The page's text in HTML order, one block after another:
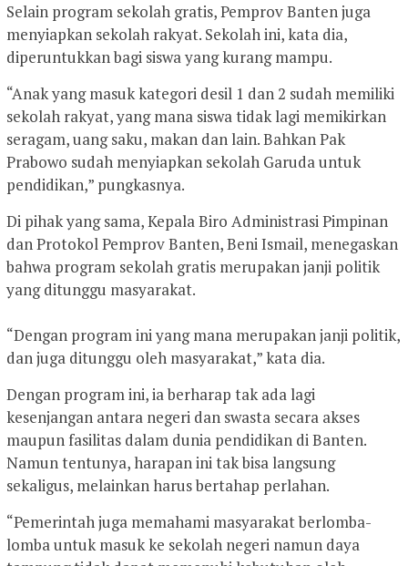
Selain program sekolah gratis, Pemprov Banten juga
menyiapkan sekolah rakyat. Sekolah ini, kata dia,
diperuntukkan bagi siswa yang kurang mampu.
“Anak yang masuk kategori desil 1 dan 2 sudah memiliki
sekolah rakyat, yang mana siswa tidak lagi memikirkan
seragam, uang saku, makan dan lain. Bahkan Pak
Prabowo sudah menyiapkan sekolah Garuda untuk
pendidikan,” pungkasnya.
Di pihak yang sama, Kepala Biro Administrasi Pimpinan
dan Protokol Pemprov Banten, Beni Ismail, menegaskan
bahwa program sekolah gratis merupakan janji politik
yang ditunggu masyarakat.
‎“Dengan program ini yang mana merupakan janji politik,
dan juga ditunggu oleh masyarakat,” kata dia.
Dengan program ini, ia berharap tak ada lagi
kesenjangan antara negeri dan swasta secara akses
maupun fasilitas dalam dunia pendidikan di Banten.
Namun tentunya, harapan ini tak bisa langsung
sekaligus, melainkan harus bertahap perlahan.
“Pemerintah juga memahami masyarakat berlomba-
lomba untuk masuk ke sekolah negeri namun daya